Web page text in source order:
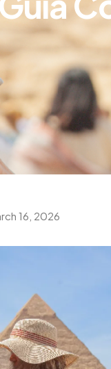
16, 2026